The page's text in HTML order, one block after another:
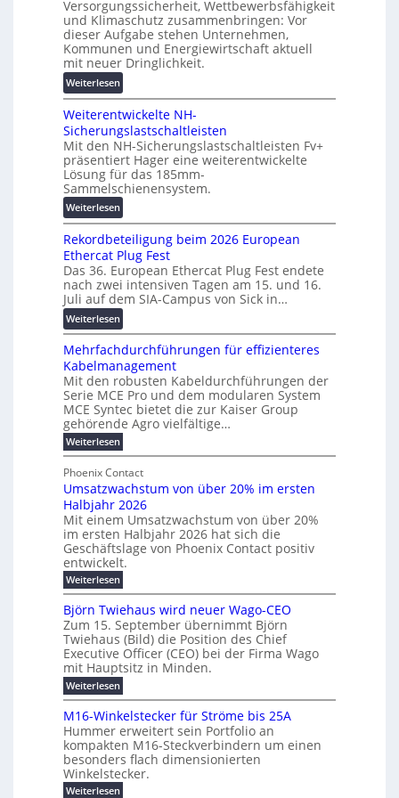
s
u
n
g
e
n
d
d
i
g
i
t
a
l
e
T
r
a
n
s
p
a
r
e
n
z
c
h
i
n
e
n
b
a
u
:
F
o
r
s
h
u
n
g
s
f
r
d
e
r
u
n
g
b
r
a
u
h
t
m
e
h
r
T
e
m
p
o
u
n
d
w
e
Versorgungssicherheit, Wettbewerbsfähigkeit
und Klimaschutz zusammenbringen: Vor
dieser Aufgabe stehen Unternehmen,
Kommunen und Energiewirtschaft aktuell
mit neuer Dringlichkeit.
Weiterlesen:
V
o
l
t
a
-
X
2
0
2
7
w
i
r
d
z
u
m
E
n
e
r
g
u
ü
r
m
o
d
e
r
n
e
E
e
r
g
i
Weiterentwickelte NH-
Sicherungslastschaltleisten
Mit den NH-Sicherungslastschaltleisten Fv+
präsentiert Hager eine weiterentwickelte
Lösung für das 185mm-
Sammelschienensystem.
Weiterlesen:
W
e
i
t
e
r
e
n
t
w
i
c
k
e
l
e
N
H
-
S
i
c
h
e
r
u
n
g
s
l
a
s
t
s
c
Rekordbeteiligung beim 2026 European
Ethercat Plug Fest
Das 36. European Ethercat Plug Fest endete
nach zwei intensiven Tagen am 15. und 16.
Juli auf dem SIA-Campus von Sick in…
Weiterlesen:
R
e
k
o
r
d
b
e
t
e
i
l
i
g
u
n
g
b
e
m
2
0
2
6
E
u
r
o
Mehrfachdurchführungen für effizienteres
Kabelmanagement
Mit den robusten Kabeldurchführungen der
Serie MCE Pro und dem modularen System
MCE Syntec bietet die zur Kaiser Group
gehörende Agro vielfältige…
Weiterlesen:
M
h
r
f
a
c
h
d
u
r
c
f
ü
h
r
u
n
g
e
n
f
ü
r
e
ff
i
Phoenix Contact
Umsatzwachstum von über 20% im ersten
Halbjahr 2026
Mit einem Umsatzwachstum von über 20%
im ersten Halbjahr 2026 hat sich die
Geschäftslage von Phoenix Contact positiv
entwickelt.
Weiterlesen:
U
m
s
a
z
w
a
c
h
s
t
u
m
v
o
n
Björn Twiehaus wird neuer Wago-CEO
Zum 15. September übernimmt Björn
Twiehaus (Bild) die Position des Chief
Executive Officer (CEO) bei der Firma Wago
mit Hauptsitz in Minden.
Weiterlesen:
B
ö
r
n
T
w
i
M16-Winkelstecker für Ströme bis 25A
Hummer erweitert sein Portfolio an
kompakten M16-Steckverbindern um einen
besonders flach dimensionierten
Winkelstecker.
Weiterlesen: